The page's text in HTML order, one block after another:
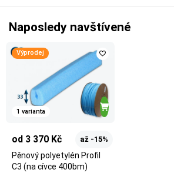
Naposledy navštívené
Výprodej
1 varianta
od 3 370 Kč až -15%
Pěnový polyetylén Profil
C3 (na cívce 400bm)